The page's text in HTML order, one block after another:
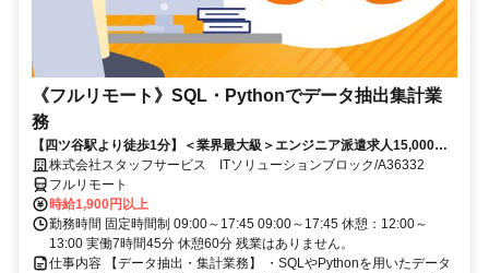
《フルリモート》SQL・Pythonでデータ抽出集計業
務
【四ツ谷駅より徒歩1分】＜業界最大級＞エンジニア派遣求人15,000件
以上◎ 来社不要のカンタン登録→最短2日で就業可能！！
株式会社スタッフサービス ITソリューションブロック/A36332
フルリモート
時給1,900円以上
勤務時間 固定時間制 09:00～17:45 09:00～17:45 休憩：12:00～
13:00 実働7時間45分 休憩60分 残業はありません。
仕事内容 【データ抽出・集計業務】 ・SQLやPythonを用いたデータ